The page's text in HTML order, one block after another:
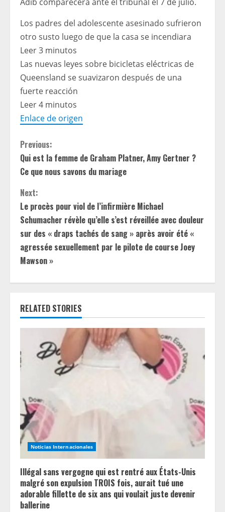
Adib comparecerá ante el tribunal el 7 de julio.
Los padres del adolescente asesinado sufrieron
otro susto luego de que la casa se incendiara
Leer 3 minutos
Las nuevas leyes sobre bicicletas eléctricas de
Queensland se suavizaron después de una
fuerte reacción
Leer 4 minutos
Enlace de origen
C
o
n
t
i
n
R
a
i
n
g
Previous:
Qui est la femme de Graham Platner, Amy Gertner ?
Ce que nous savons du mariage
Next:
Le procès pour viol de l’infirmière Michael
Schumacher révèle qu’elle s’est réveillée avec douleur
sur des « draps tachés de sang » après avoir été «
agressée sexuellement par le pilote de course Joey
Mawson »
RELATED STORIES
Noticias Internacionales
Illégal sans vergogne qui est rentré aux États-Unis
malgré son expulsion TROIS fois, aurait tué une
adorable fillette de six ans qui voulait juste devenir
ballerine